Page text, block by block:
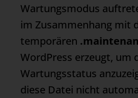
Wartungsmodus
im Zusammenhang mit
temporären
WordPress erzeugt, um
Wartungsstatus
diese Datei nicht